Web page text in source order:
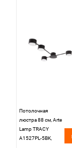
Потолочная
люстра 88 см, Arte
Lamp TRACY
A1527PL-5BK,